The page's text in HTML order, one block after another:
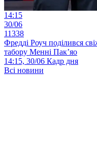
14:15
30/06
11338
Фредді Роуч поділився
табору Менні Пак’яо
14:15, 30/06 Кадр дня
Всі новини